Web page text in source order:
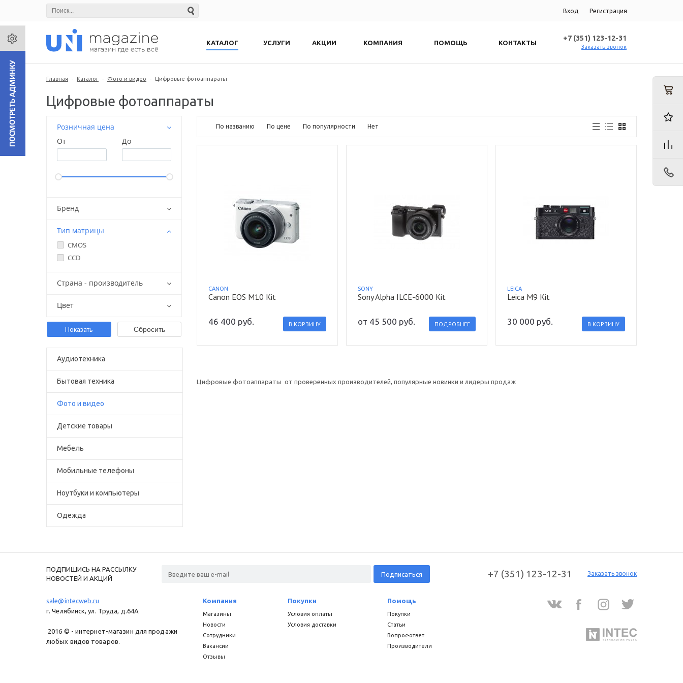
Вход Регистрация
КАТАЛОГ УСЛУГИ АКЦИИ КОМПАНИЯ ПОМОЩЬ КОНТАКТЫ
+7 (351) 123-12-31
Заказать звонок
Главная - Каталог - Фото и видео - Цифровые фотоаппараты
Цифровые фотоаппараты
Розничная цена
От
До
Бренд
Тип матрицы
CMOS
СCD
Страна - производитель
Цвет
Аудиотехника
Бытовая техника
Фото и видео
Детские товары
Мебель
Мобильные телефоны
Ноутбуки и компьютеры
Одежда
По названию По цене По популярности Нет
CANON
Canon EOS M10 Kit
46 400 руб. В КОРЗИНУ
SONY
Sony Alpha ILCE-6000 Kit
от 45 500 руб. ПОДРОБНЕЕ
LEICA
Leica M9 Kit
30 000 руб. В КОРЗИНУ
Цифровые фотоаппараты от проверенных производителей, популярные новинки и лидеры продаж
ПОДПИШИСЬ НА РАССЫЛКУ
НОВОСТЕЙ И АКЦИЙ
+7 (351) 123-12-31 Заказать звонок
sale@intecweb.ru
г. Челябинск, ул. Труда, д.64A
2016 © - интернет-магазин для продажи
любых видов товаров.
Компания
Магазины
Новости
Сотрудники
Вакансии
Отзывы
Покупки
Условия оплаты
Условия доставки
Помощь
Покупки
Статьи
Вопрос-ответ
Производители